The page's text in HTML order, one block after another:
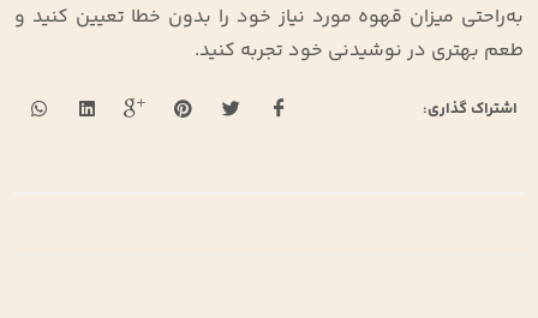
به‌راحتی میزان قهوه مورد نیاز خود را بدون خطا تعیین کنید و
طعم بهتری در نوشیدنی خود تجربه کنید.
اشتراک گذاری: